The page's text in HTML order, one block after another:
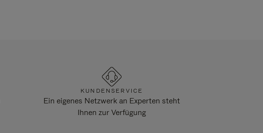
KUNDENSERVICE
Ein eigenes Netzwerk an Experten steht
Ihnen zur Verfügung